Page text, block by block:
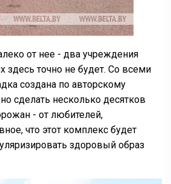
от нее - два учреждения
здесь точно не будет. Со всеми
создана по авторскому
сделать несколько десятков
- от любителей,
что этот комплекс будет
здоровый образ